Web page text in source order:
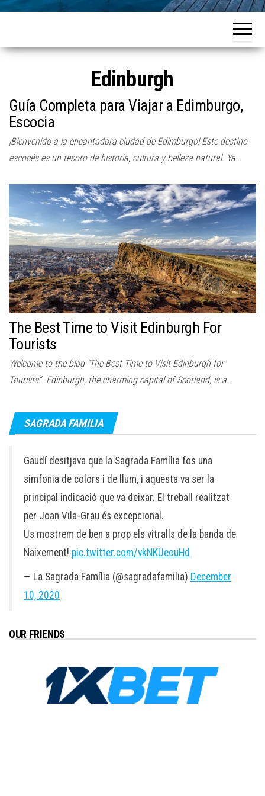
Edinburgh
Guía Completa para Viajar a Edimburgo,
Escocia
¡Bienvenido a la encantadora ciudad de Edimburgo! Este destino
escocés es un tesoro de historia, cultura y belleza natural. Ya…
The Best Time to Visit Edinburgh For
Tourists
Welcome to the blog “The Best Time to Visit Edinburgh for
Tourists”. Edinburgh, the charming capital of Scotland, is a…
SAGRADA FAMILIA
Gaudí desitjava que la Sagrada Família fos una
simfonia de colors i de llum, i aquesta va ser la
principal indicació que va deixar. El treball realitzat
per Joan Vila-Grau és excepcional.
Us mostrem de ben a prop els vitralls de la banda de
Naixement! pic.twitter.com/vkNKUeouHd
— La Sagrada Família (@sagradafamilia) December
10, 2020
OUR FRIENDS